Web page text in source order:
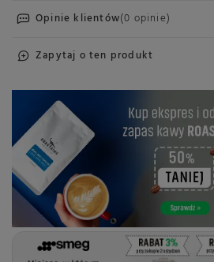
Opinie klientów(0 opinie)
Zapytaj o ten produkt